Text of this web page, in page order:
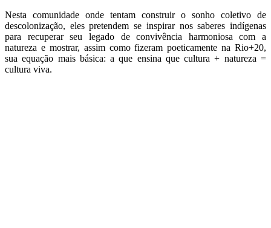
Nesta comunidade onde tentam construir o sonho coletivo de
descolonização, eles pretendem se inspirar nos saberes indígenas
para recuperar seu legado de convivência harmoniosa com a
natureza e mostrar, assim como fizeram poeticamente na Rio+20,
sua equação mais básica: a que ensina que cultura + natureza =
cultura viva.